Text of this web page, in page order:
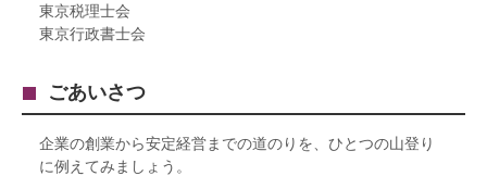
東京税理士会
東京行政書士会
ごあいさつ
企業の創業から安定経営までの道のりを、ひとつの山登り
に例えてみましょう。